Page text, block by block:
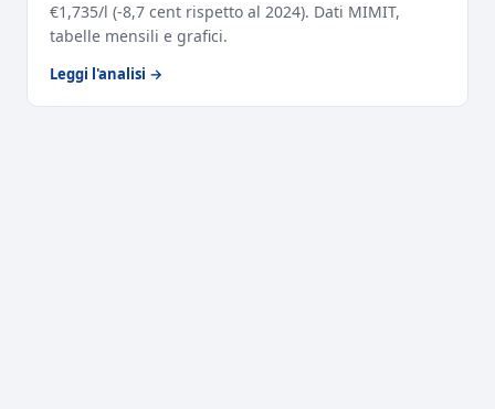
€1,735/l (-8,7 cent rispetto al 2024). Dati MIMIT,
tabelle mensili e grafici.
Leggi l'analisi →